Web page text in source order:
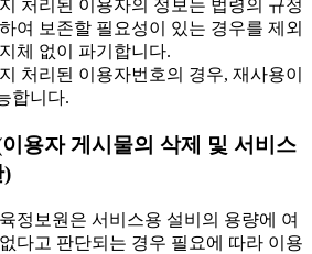
처리된 이용자의 정보는 법령의 규정
여 보존할 필요성이 있는 경우를 제외
체 없이 파기합니다.
처리된 이용자번호의 경우, 재사용이
합니다.
용자 게시물의 삭제 및 서비스
)
정보원은 서비스용 설비의 용량에 여
다고 판단되는 경우 필요에 따라 이용